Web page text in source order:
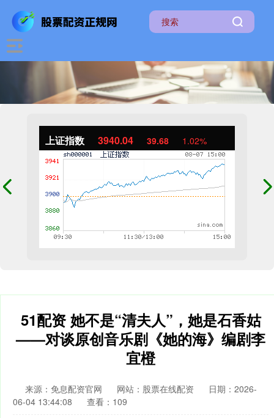
上证指数 3940.04 39.68 1.02%
51配资 她不是“清夫人”，她是石香姑
——对谈原创音乐剧《她的海》编剧李
宜橙
来源：免息配资官网 网站：股票在线配资
日期：2026-
06-04 13:44:08
查看：109